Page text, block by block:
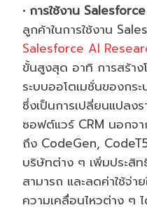
การใช้งาน
ลูกค้าในการใช้งาน
Salesforce AI
ขั้นสูงสุด อาทิ การสร้าง
ระบบออโตเมชั่นของกร
ซึ่งเป็นการเปลี่ยนแปลง
ซอฟต์แวร์ CRM นอกจ
ถึง CodeGen,
บริษัทต่าง ๆ เพิ่มประสิ
สามารถ และลดค่าใช้จ่า
ความเคลื่อนไหวต่าง ๆ